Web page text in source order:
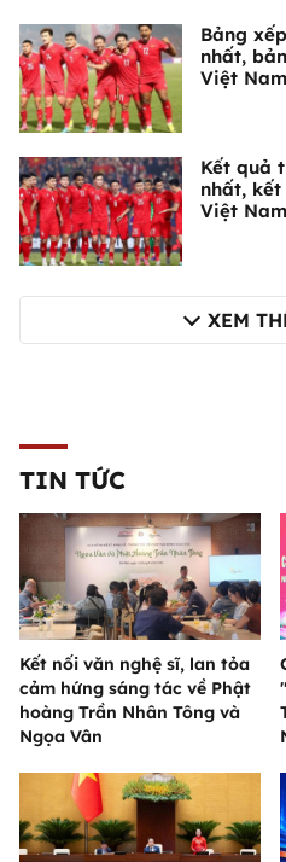
Bảng
nhất,
Việt Nam
Kết quả
nhất,
Việt Nam
XEM
TIN TỨC
Kết nối văn nghệ sĩ, lan tỏa
cảm hứng sáng tác về Phật
hoàng Trần Nhân Tông và
Ngọa Vân